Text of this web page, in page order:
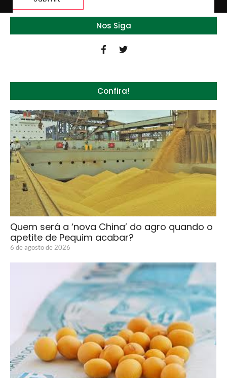
Nos Siga
Confira!
Quem será a ‘nova China’ do agro quando o
apetite de Pequim acabar?
6 de agosto de 2026